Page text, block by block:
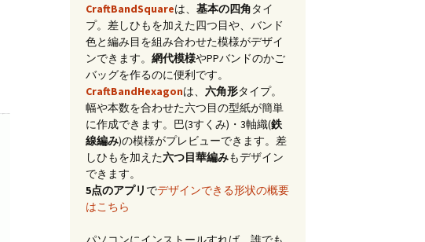
CraftBandSquareは、 基本の四角タイ
プ。差しひもを加えた四つ目や、バンド
色と編み目を組み合わせた模様がデザイ
ンできます。 網代模様やPPバンドのかご
バッグを作るのに便利です。
CraftBandHexagonは、 六角形タイプ。
幅や本数を合わせた六つ目の型紙が簡単
に作成できます。巴(3すくみ)・3軸織(鉄
線編み)の模様がプレビューできます。差
しひもを加えた六つ目華編みもデザイン
できます。
5点のアプリ でデザインできる形状の概要
はこちら